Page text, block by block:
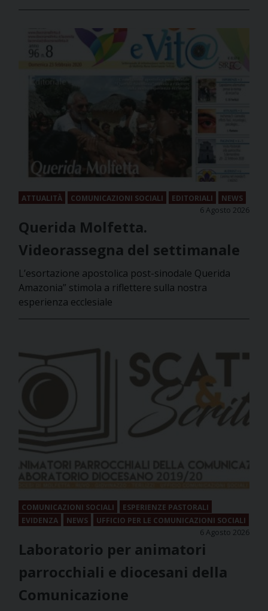
ATTUALITÀ COMUNICAZIONI SOCIALI EDITORIALI NEWS
6 Agosto 2026
Querida Molfetta.
Videorassegna del settimanale
L’esortazione apostolica post-sinodale Querida
Amazonia” stimola a riflettere sulla nostra
esperienza ecclesiale
COMUNICAZIONI SOCIALI
ESPERIENZE PASTORALI
EVIDENZA
NEWS UFFICIO PER LE COMUNICAZIONI SOCIALI
6 Agosto 2026
Laboratorio per animatori
parrocchiali e diocesani della
Comunicazione